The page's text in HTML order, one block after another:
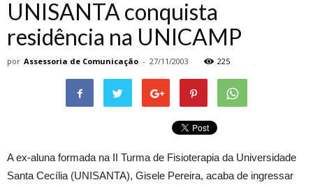
UNISANTA conquista
residência na UNICAMP
por Assessoria de Comunicação - 27/11/2003 225
A ex-aluna formada na II Turma de Fisioterapia da Universidade
Santa Cecília (UNISANTA), Gisele Pereira, acaba de ingressar